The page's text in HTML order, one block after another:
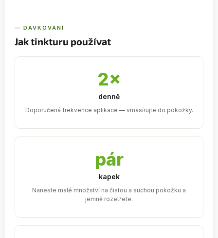
— DÁVKOVÁNÍ
Jak tinkturu používat
2×
denně
Doporučená frekvence aplikace — vmasírujte do pokožky.
pár
kapek
Naneste malé množství na čistou a suchou pokožku a
jemně rozetřete.